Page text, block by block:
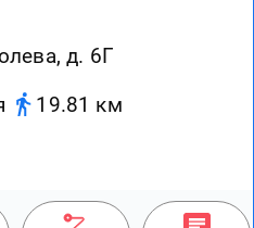
д. 6Г
19.81 км